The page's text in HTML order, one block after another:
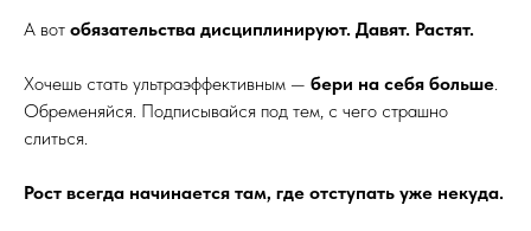
А вот обязательства дисциплинируют. Давят. Растят.
Хочешь стать ультраэффективным — бери на себя больше.
Обременяйся. Подписывайся под тем, с чего страшно
слиться.
Рост всегда начинается там, где отступать уже некуда.